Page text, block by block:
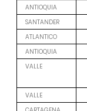
ANTIOQUIA
SANTANDER
ATLANTICO
ANTIOQUIA
VALLE
VALLE